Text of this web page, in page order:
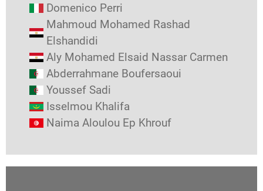
Domenico Perri
Mahmoud Mohamed Rashad
Elshandidi
Aly Mohamed Elsaid Nassar Carmen
Abderrahmane Boufersaoui
Youssef Sadi
Isselmou Khalifa
Naima Aloulou Ep Khrouf